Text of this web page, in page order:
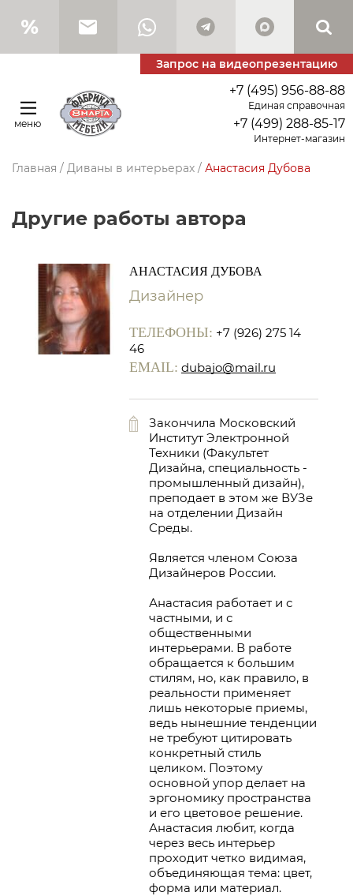
Запрос на видеопрезентацию
меню
+7 (495) 956-88-88
Единая справочная
+7 (499) 288-85-17
Интернет-магазин
Главная / Диваны в интерьерах / Анастасия Дубова
Другие работы автора
АНАСТАСИЯ ДУБОВА
Дизайнер
ТЕЛЕФОНЫ: +7 (926) 275 14
46
EMAIL: dubajo@mail.ru
Закончила Московский
Институт Электронной
Техники (Факультет
Дизайна, специальность -
промышленный дизайн),
преподает в этом же ВУЗе
на отделении Дизайн
Среды.
Является членом Союза
Дизайнеров России.
Анастасия работает и с
частными, и с
общественными
интерьерами. В работе
обращается к большим
стилям, но, как правило, в
реальности применяет
лишь некоторые приемы,
ведь нынешние тенденции
не требуют цитировать
конкретный стиль
целиком. Поэтому
основной упор делает на
эргономику пространства
и его цветовое решение.
Анастасия любит, когда
через весь интерьер
проходит четко видимая,
объединяющая тема: цвет,
форма или материал.